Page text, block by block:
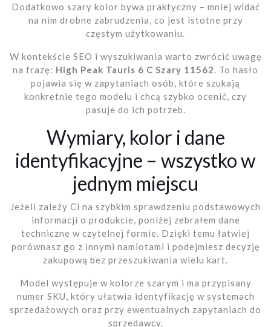
Dodatkowo szary kolor bywa praktyczny – mniej widać
na nim drobne zabrudzenia, co jest istotne przy
częstym użytkowaniu.
W kontekście SEO i wyszukiwania warto zwrócić uwagę
na frazę: High Peak Tauris 6 C Szary 11562. To hasło
pojawia się w zapytaniach osób, które szukają
konkretnie tego modelu i chcą szybko ocenić, czy
pasuje do ich potrzeb.
Wymiary, kolor i dane
identyfikacyjne – wszystko w
jednym miejscu
Jeżeli zależy Ci na szybkim sprawdzeniu podstawowych
informacji o produkcie, poniżej zebrałem dane
techniczne w czytelnej formie. Dzięki temu łatwiej
porównasz go z innymi namiotami i podejmiesz decyzję
zakupową bez przeszukiwania wielu kart.
Model występuje w kolorze szarym i ma przypisany
numer SKU, który ułatwia identyfikację w systemach
sprzedażowych oraz przy ewentualnych zapytaniach do
sprzedawcy.